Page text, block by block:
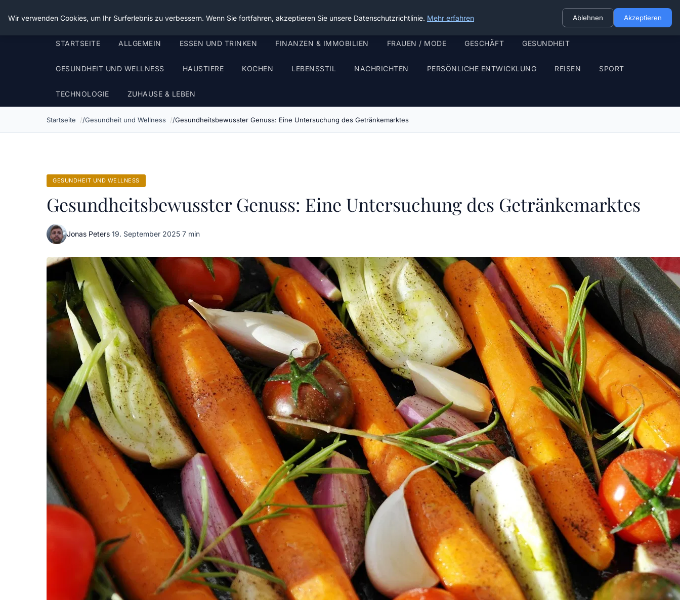
Die Schnitter
STARTSEITE ALLGEMEIN ESSEN UND TRINKEN FINANZEN & IMMOBILIEN FRAUEN / MODE GESCHÄFT GESUNDHEIT
GESUNDHEIT UND WELLNESS HAUSTIERE KOCHEN LEBENSSTIL NACHRICHTEN PERSÖNLICHE ENTWICKLUNG REISEN SPORT
TECHNOLOGIE ZUHAUSE & LEBEN
Startseite Gesundheit und Wellness Gesundheitsbewusster Genuss: Eine Untersuchung des Getränkemarktes
GESUNDHEIT UND WELLNESS
Gesundheitsbewusster Genuss: Eine Untersuchung des Getränkemarktes
Jonas Peters·19. September 2025·7 min
Wir verwenden Cookies, um Ihr Surferlebnis zu verbessern. Wenn Sie fortfahren, akzeptieren Sie unsere Datenschutzrichtlinie. Mehr erfahren Ablehnen Akzeptieren